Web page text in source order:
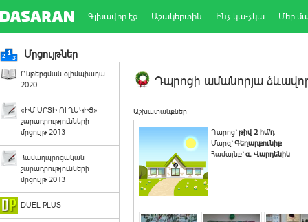
Գլխավոր էջ Աշակերտին Ինչ կա-չկա Մեր
Մրցույթներ
Ընթերցման օլիմպիադա
2020
«ԻՄ ՍՐՏԻ ՈՒՂԵԿԻՑ»
շարադրությունների
մրցույթ 2013
Համադպրոցական
շարադրությունների
մրցույթ 2013
DUEL PLUS
Դպրոցի ամանորյա
Աշխատանքներ
Դպրոց`թիվ 2 հմ/դ
Մարզ`Գեղարքունիք
Համայնք`գ. Վարդենիկ